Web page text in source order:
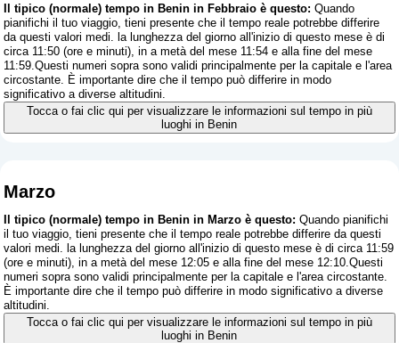
Il tipico (normale) tempo in Benin in Febbraio è questo: Quando
pianifichi il tuo viaggio, tieni presente che il tempo reale potrebbe differire
da questi valori medi. la lunghezza del giorno all'inizio di questo mese è di
circa 11:50 (ore e minuti), in a metà del mese 11:54 e alla fine del mese
11:59.Questi numeri sopra sono validi principalmente per la capitale e l'area
circostante. È importante dire che il tempo può differire in modo
significativo a diverse altitudini.
Tocca o fai clic qui per visualizzare le informazioni sul tempo in più
luoghi in Benin
Marzo
Il tipico (normale) tempo in Benin in Marzo è questo: Quando pianifichi
il tuo viaggio, tieni presente che il tempo reale potrebbe differire da questi
valori medi. la lunghezza del giorno all'inizio di questo mese è di circa 11:59
(ore e minuti), in a metà del mese 12:05 e alla fine del mese 12:10.Questi
numeri sopra sono validi principalmente per la capitale e l'area circostante.
È importante dire che il tempo può differire in modo significativo a diverse
altitudini.
Tocca o fai clic qui per visualizzare le informazioni sul tempo in più
luoghi in Benin